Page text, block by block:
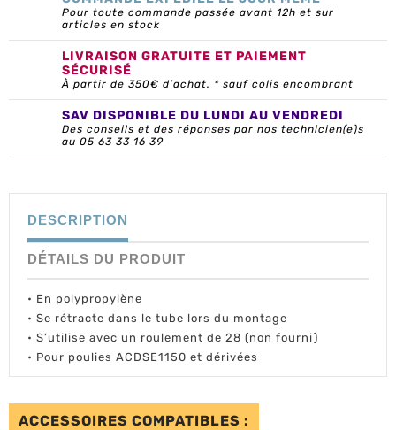
Pour toute commande passée avant 12h et sur
articles en stock
LIVRAISON GRATUITE ET PAIEMENT
SÉCURISÉ
À partir de 350€ d’achat. * sauf colis encombrant
SAV DISPONIBLE DU LUNDI AU VENDREDI
Des conseils et des réponses par nos technicien(e)s
au 05 63 33 16 39
DESCRIPTION
DÉTAILS DU PRODUIT
• En polypropylène
• Se rétracte dans le tube lors du montage
• S’utilise avec un roulement de 28 (non fourni)
• Pour poulies ACDSE1150 et dérivées
ACCESSOIRES COMPATIBLES :